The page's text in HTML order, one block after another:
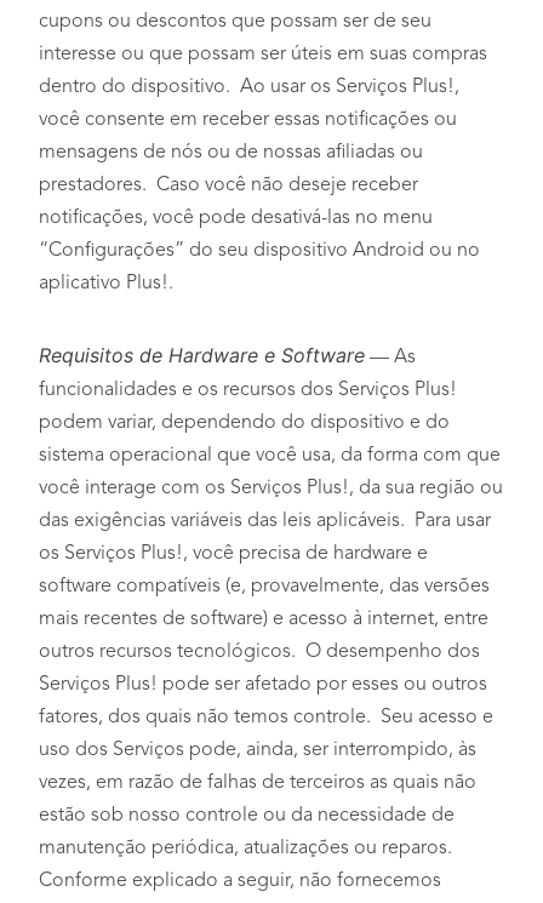
cupons ou descontos que possam ser de seu
interesse ou que possam ser úteis em suas compras
dentro do dispositivo. Ao usar os Serviços Plus!,
você consente em receber essas notificações ou
mensagens de nós ou de nossas afiliadas ou
prestadores. Caso você não deseje receber
notificações, você pode desativá-las no menu
“Configurações” do seu dispositivo Android ou no
aplicativo Plus!.
Requisitos de Hardware e Software — As
funcionalidades e os recursos dos Serviços Plus!
podem variar, dependendo do dispositivo e do
sistema operacional que você usa, da forma com que
você interage com os Serviços Plus!, da sua região ou
das exigências variáveis das leis aplicáveis. Para usar
os Serviços Plus!, você precisa de hardware e
software compatíveis (e, provavelmente, das versões
mais recentes de software) e acesso à internet, entre
outros recursos tecnológicos. O desempenho dos
Serviços Plus! pode ser afetado por esses ou outros
fatores, dos quais não temos controle. Seu acesso e
uso dos Serviços pode, ainda, ser interrompido, às
vezes, em razão de falhas de terceiros as quais não
estão sob nosso controle ou da necessidade de
manutenção periódica, atualizações ou reparos.
Conforme explicado a seguir, não fornecemos